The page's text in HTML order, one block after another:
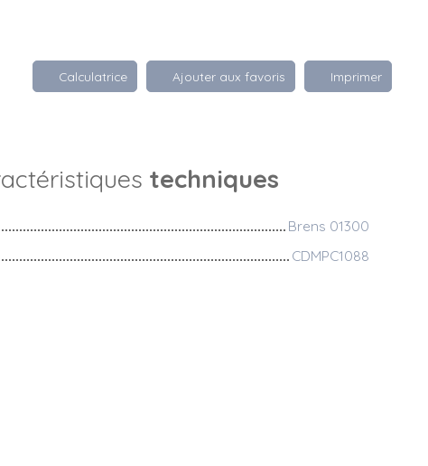
Calculatrice Ajouter aux favoris Imprimer
techniques
Brens 01300
CDMPC1088